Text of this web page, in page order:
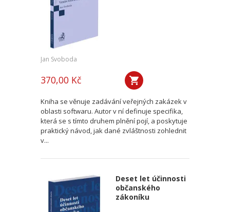
Jan Svoboda
370,00 Kč
Kniha se věnuje zadávání veřejných zakázek v
oblasti softwaru. Autor v ní definuje specifika,
která se s tímto druhem plnění pojí, a poskytuje
praktický návod, jak dané zvláštnosti zohlednit
v...
Deset let účinnosti
občanského
zákoníku